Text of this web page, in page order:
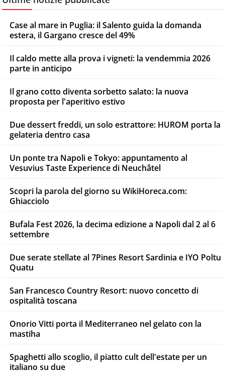
Case al mare in Puglia: il Salento guida la domanda
estera, il Gargano cresce del 49%
Il caldo mette alla prova i vigneti: la vendemmia 2026
parte in anticipo
Il grano cotto diventa sorbetto salato: la nuova
proposta per l'aperitivo estivo
Due dessert freddi, un solo estrattore: HUROM porta la
gelateria dentro casa
Un ponte tra Napoli e Tokyo: appuntamento al
Vesuvius Taste Experience di Neuchâtel
Scopri la parola del giorno su WikiHoreca.com:
Ghiacciolo
Bufala Fest 2026, la decima edizione a Napoli dal 2 al 6
settembre
Due serate stellate al 7Pines Resort Sardinia e IYO Poltu
Quatu
San Francesco Country Resort: nuovo concetto di
ospitalità toscana
Onorio Vitti porta il Mediterraneo nel gelato con la
mastiha
Spaghetti allo scoglio, il piatto cult dell'estate per un
italiano su due